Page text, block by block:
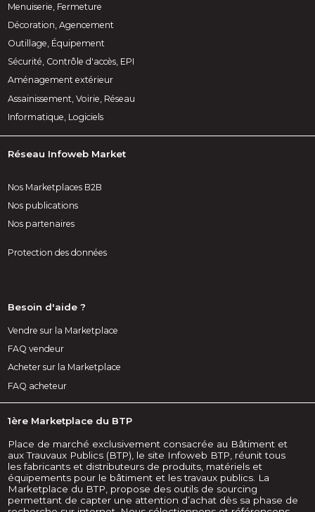
Menuiserie, Fermeture
Décoration, Agencement
Outillage, Équipement
Sécurité, Contrôle d'accès, EPI
Aménagement extérieur
Assainissement, Voirie, Réseau
Informatique, Logiciels
Réseau Infoweb Market
Nos Marketplaces B2B
Nos publications
Nos partenaires
Protection des données
Besoin d'aide ?
Vendre sur la Marketplace
FAQ vendeur
Acheter sur la Marketplace
FAQ acheteur
1ère Marketplace du BTP
Place de marché exclusivement consacrée au Bâtiment et
aux Trauvaux Publics (BTP), le site Infoweb BTP, réunit tous
les fabricants et distributeurs de produits, matériels et
équipements pour le bâtiment et les travaux publics. La
Marketplace du BTP, propose des outils de sourcing
permettant de capter une attention d’achat dès sa phase de